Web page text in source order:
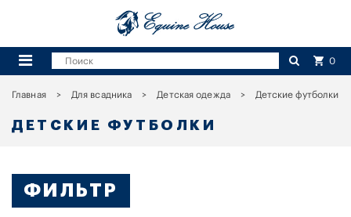
0
Главная Для всадника Детская одежда Детские футболки
ДЕТСКИЕ ФУТБОЛКИ
ФИЛЬТР